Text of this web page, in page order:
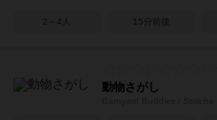
2～4人 15分前後
動物さがし